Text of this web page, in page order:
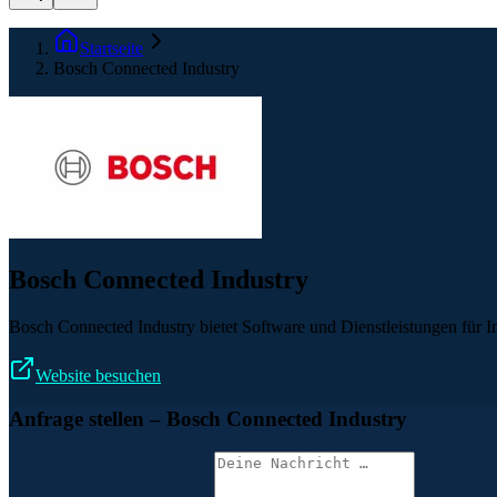
Startseite
Bosch Connected Industry
Bosch Connected Industry
Bosch Connected Industry bietet Software und Dienstleistungen für
Website besuchen
Anfrage stellen – Bosch Connected Industry